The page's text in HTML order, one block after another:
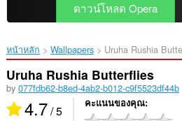
ดาวน์โหลด Opera
หน้าหลัก Wallpapers Uruha Rushia
Uruha Rushia Butterflies
by 077fdb62-b8ed-4ab2-b012-c9f5523df44b
4.7/ 5 คะแนนของคุณ